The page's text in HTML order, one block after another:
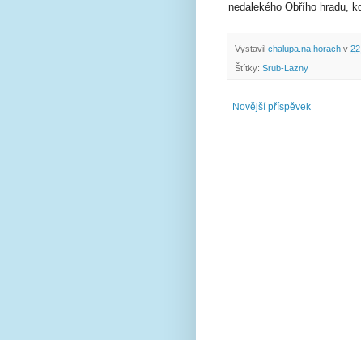
nedalekého Obřího hradu,
Vystavil chalupa.na.horach v
Štítky: Srub-Lazny
Novější příspěvek